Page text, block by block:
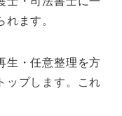
ます。
生・任意整理を方
ップします。これ